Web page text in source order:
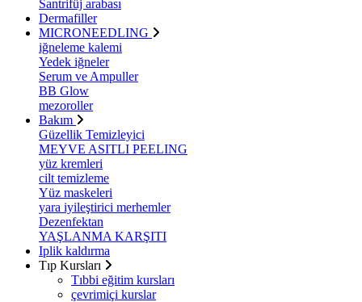
Santrifüj arabası
Dermafiller
MICRONEEDLING
iğneleme kalemi
Yedek iğneler
Serum ve Ampuller
BB Glow
mezoroller
Bakım
Güzellik Temizleyici
MEYVE ASITLI PEELING
yüz kremleri
cilt temizleme
Yüz maskeleri
yara iyileştirici merhemler
Dezenfektan
YAŞLANMA KARŞITI
Iplik kaldırma
Tıp Kursları
Tıbbi eğitim kursları
çevrimiçi kurslar